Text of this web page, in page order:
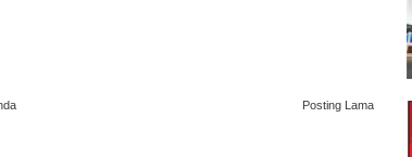
Posting Lama